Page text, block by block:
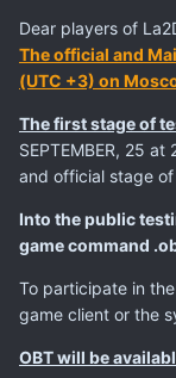
Dear players of
The official and
(UTC +3) on
The first stage of
SEPTEMBER, 25
and official stage
Into the public
game command
To participate in
game client or the
OBT will be